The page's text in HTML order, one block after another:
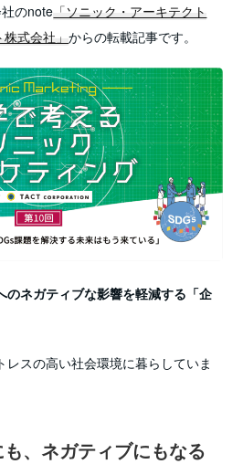
のnote 「ソニック・アーキテクト
株式会社」からの転載記事です。
のネガティブな影響を軽減する「企
レスの高い社会環境に暮らしていま
、ネガティブにもなる